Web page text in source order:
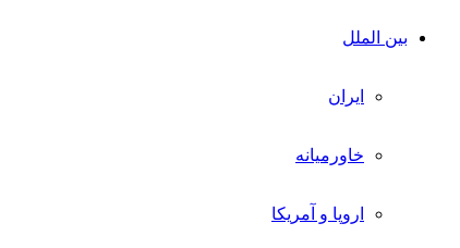
بین الملل
ایران
خاورمیانه
اروپا و آمریکا